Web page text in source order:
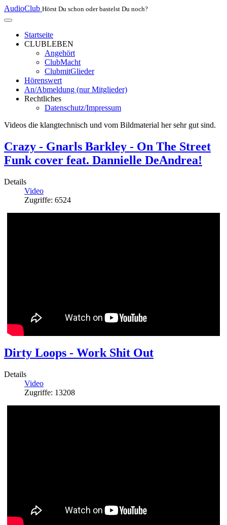
AudioClub Hörst Du schon oder bastelst Du noch?
Startseite
CLUBLEBEN
Angehört
ClubMacht
ClubmitGlieder
Hörenswert
An/Abmeldung (nur Mitglieder)
Rechtliches
Datenschutz/Impressum
Videos die klangtechnisch und vom Bildmaterial her sehr gut sind.
Crazy - Gnarls Barkley - On The Street
Funk cover feat. Dannielle DeAndrea!
Details
Video
Zugriffe: 6524
Dirty Loops - Work Shit Out
Details
Video
Zugriffe: 13208